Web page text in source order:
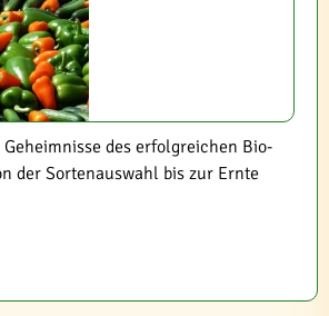
des erfolgreichen Bio-
der Sortenauswahl bis zur Ernte